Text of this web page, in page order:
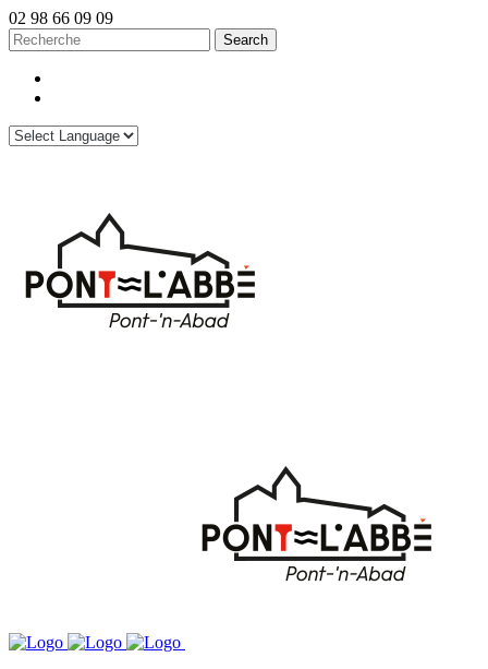
02 98 66 09 09